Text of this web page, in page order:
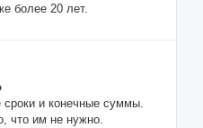
более 20 лет.
и конечные суммы.
что им не нужно.